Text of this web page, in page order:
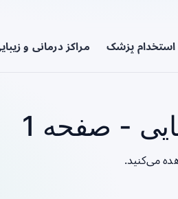
استخدام پزشک مراکز درمانی و
- صفحه 1
می‌کنید.